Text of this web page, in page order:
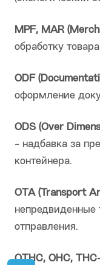
MPF, MAR
обработку
ODF
оформление
ODS (Over
- надбавка за
контейнера.
OTA (Transport
непредвиденные
отправления.
OTHC, OHC,